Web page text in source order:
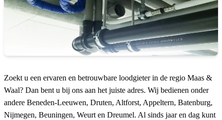
Zoekt u een ervaren en betrouwbare loodgieter in de regio Maas &
Waal? Dan bent u bij ons aan het juiste adres. Wij bedienen onder
andere Beneden-Leeuwen, Druten, Altforst, Appeltern, Batenburg,
Nijmegen, Beuningen, Weurt en Dreumel. Al sinds jaar en dag kunt